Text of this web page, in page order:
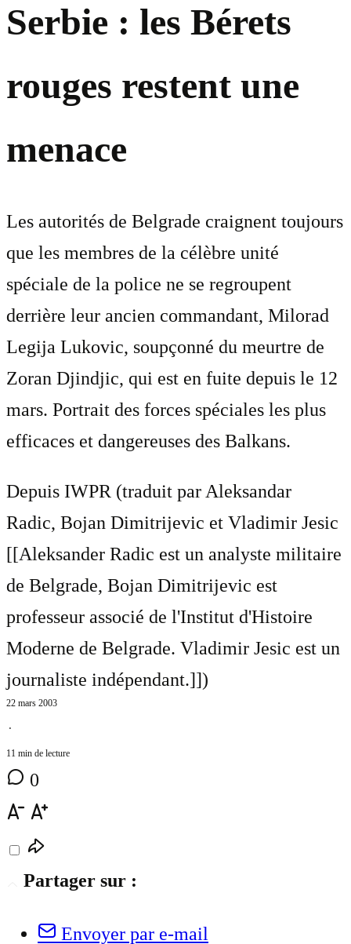
Serbie : les Bérets
rouges restent une
menace
Les autorités de Belgrade craignent toujours
que les membres de la célèbre unité
spéciale de la police ne se regroupent
derrière leur ancien commandant, Milorad
Legija Lukovic, soupçonné du meurtre de
Zoran Djindjic, qui est en fuite depuis le 12
mars. Portrait des forces spéciales les plus
efficaces et dangereuses des Balkans.
Depuis IWPR (traduit parAleksandar
Radic, Bojan Dimitrijevic et Vladimir Jesic
[[Aleksander Radic est un analyste militaire
de Belgrade, Bojan Dimitrijevic est
professeur associé de l'Institut d'Histoire
Moderne de Belgrade. Vladimir Jesic est un
journaliste indépendant.]])
22 mars 2003
⋅
11 min de lecture
0
Partager sur :
Envoyer par e-mail